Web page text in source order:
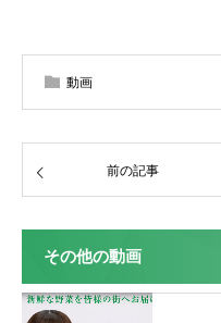
動画
前の記事
その他の動画